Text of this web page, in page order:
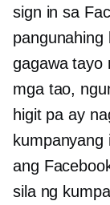
sign in sa
pangunahing
gagawa tayo
mga tao,
higit pa ay
ang
sila ng